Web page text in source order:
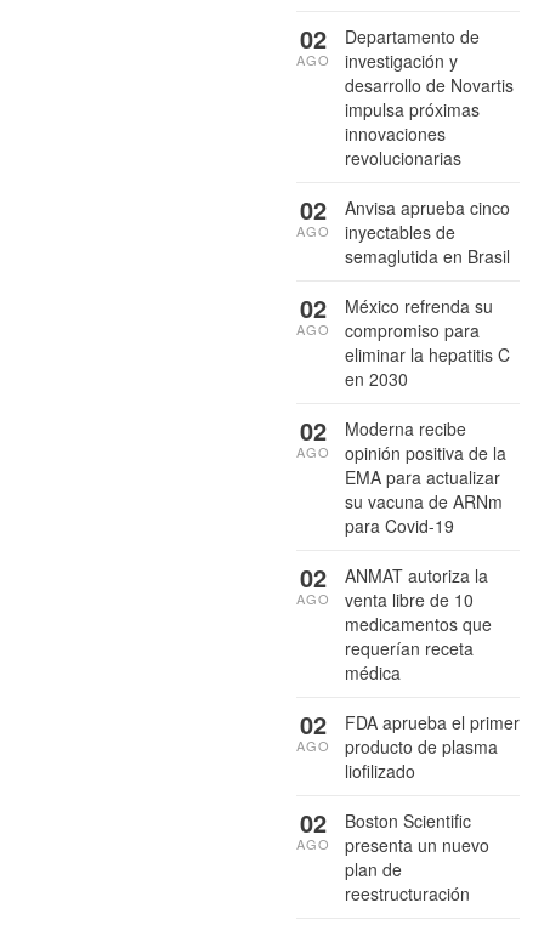
Departamento de
investigación y
desarrollo de Novartis
impulsa próximas
innovaciones
revolucionarias
02
AGO
Anvisa aprueba cinco
inyectables de
semaglutida en Brasil
02
AGO
México refrenda su
compromiso para
eliminar la hepatitis C
en 2030
02
AGO
Moderna recibe
opinión positiva de la
EMA para actualizar
su vacuna de ARNm
para Covid-19
02
AGO
ANMAT autoriza la
venta libre de 10
medicamentos que
requerían receta
médica
02
AGO
FDA aprueba el primer
producto de plasma
liofilizado
02
AGO
Boston Scientific
presenta un nuevo
plan de
reestructuración
02
AGO